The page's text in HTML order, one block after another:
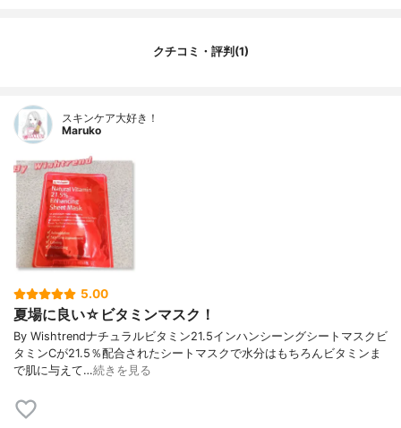
韓国
クチコミ・評判(1)
スキンケア大好き！
Maruko
5.00
夏場に良い☆ビタミンマスク！
By Wishtrendナチュラルビタミン21.5インハンシーングシートマスクビ
タミンCが21.5％配合されたシートマスクで水分はもちろんビタミンま
で肌に与えて…続きを見る